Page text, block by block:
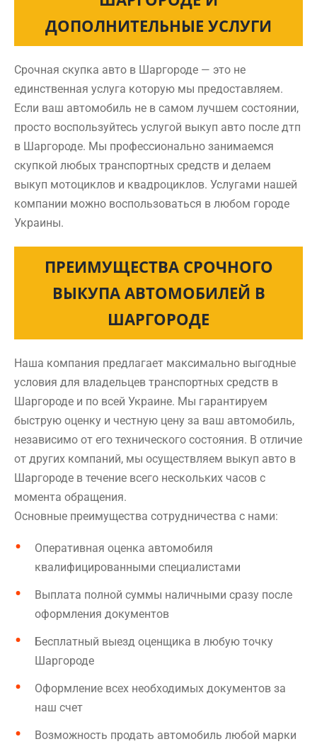
ДОПОЛНИТЕЛЬНЫЕ УСЛУГИ
Срочная скупка авто в Шаргороде — это не
единственная услуга которую мы предоставляем.
Если ваш автомобиль не в самом лучшем состоянии,
просто воспользуйтесь услугой выкуп авто после дтп
в Шаргороде. Мы профессионально занимаемся
скупкой любых транспортных средств и делаем
выкуп мотоциклов и квадроциклов. Услугами нашей
компании можно воспользоваться в любом городе
Украины.
ПРЕИМУЩЕСТВА СРОЧНОГО
ВЫКУПА АВТОМОБИЛЕЙ В
ШАРГОРОДЕ
Наша компания предлагает максимально выгодные
условия для владельцев транспортных средств в
Шаргороде и по всей Украине. Мы гарантируем
быструю оценку и честную цену за ваш автомобиль,
независимо от его технического состояния. В отличие
от других компаний, мы осуществляем выкуп авто в
Шаргороде в течение всего нескольких часов с
момента обращения.
Основные преимущества сотрудничества с нами:
Оперативная оценка автомобиля
квалифицированными специалистами
Выплата полной суммы наличными сразу после
оформления документов
Бесплатный выезд оценщика в любую точку
Шаргороде
Оформление всех необходимых документов за
наш счет
Возможность продать автомобиль любой марки